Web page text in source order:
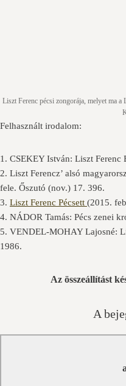
Liszt Ferenc pécsi zongorája, melyet ma
Felhasznált irodalom:
1. CSEKEY István: Liszt Ferenc
2. Liszt Ferencz’ alsó
fele. Őszutó (nov.) 17. 396.
3. Liszt Ferenc Pécsett (2015.
4. NÁDOR Tamás: Pécs zenei
5. VENDEL-MOHAY Lajosné:
1986.
Az összeállítást
A